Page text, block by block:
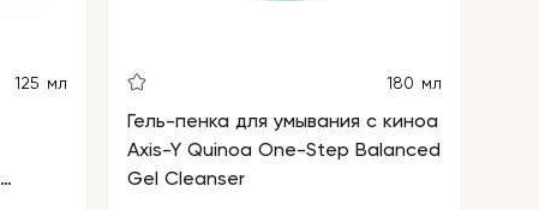
125 мл 180 мл
Гель-пенка для умывания с киноа
Axis-Y Quinoa One-Step Balanced
Gel Cleanser